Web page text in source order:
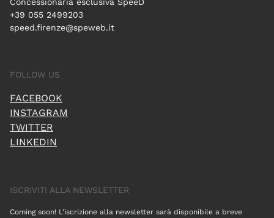
Concessionaria esclusiva SpeeD
+39 055 2499203
speed.firenze@speweb.it
FOLLOW US
FACEBOOK
INSTAGRAM
TWITTER
LINKEDIN
ISCRIVITI ALLA NEWSLETTER
Coming soon! L'iscrizione alla newsletter sarà disponibile a breve